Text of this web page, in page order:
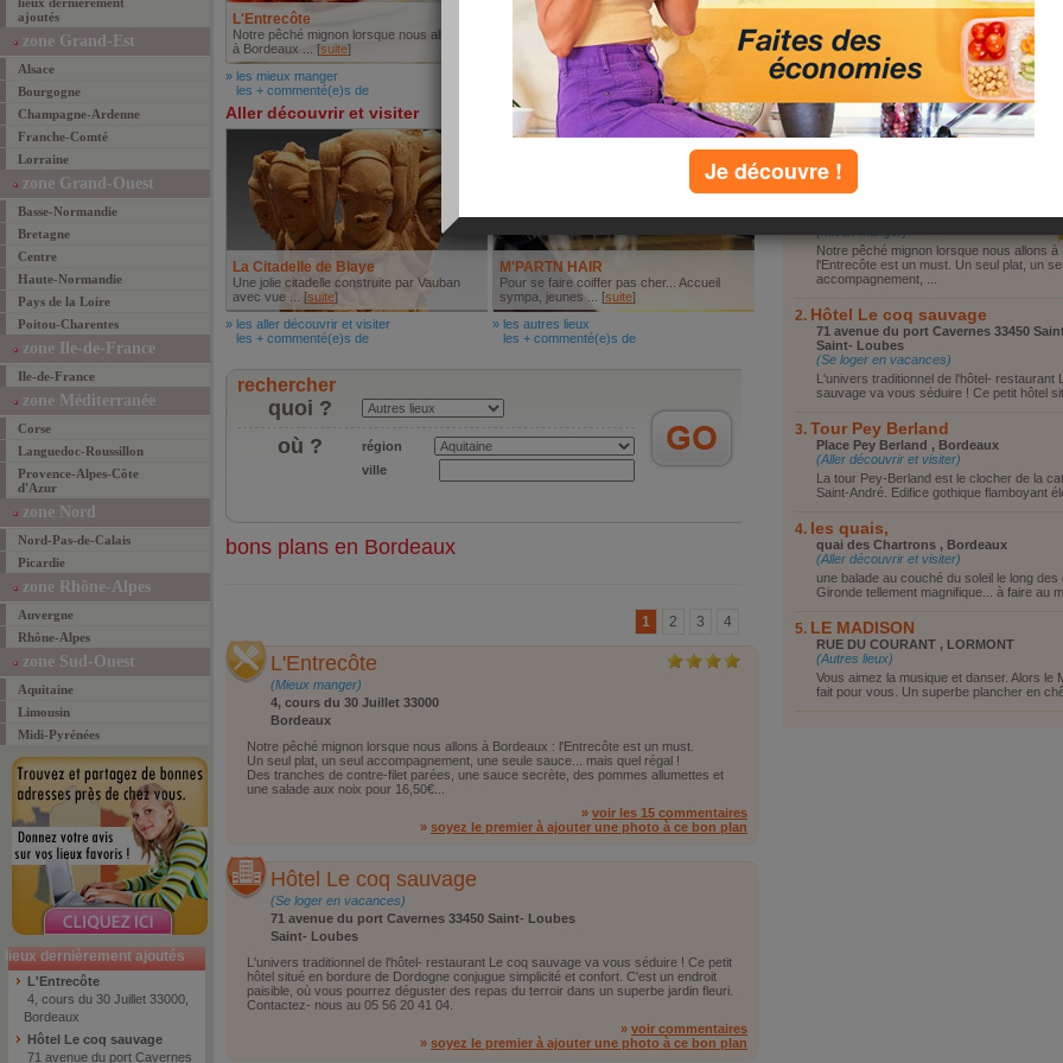
ajoutés
zone Grand-Est
Alsace
Bourgogne
Champagne-Ardenne
Franche-Comté
Lorraine
zone Grand-Ouest
Basse-Normandie
Bretagne
Centre
Haute-Normandie
Pays de la Loire
Poitou-Charentes
zone Ile-de-France
Ile-de-France
zone Méditerranée
Corse
Languedoc-Roussillon
Provence-Alpes-Côte
d'Azur
zone Nord
Nord-Pas-de-Calais
Picardie
zone Rhône-Alpes
Auvergne
Rhône-Alpes
zone Sud-Ouest
Aquitaine
Limousin
Midi-Pyrénées
lieux dernièrement ajoutés
L'Entrecôte
4, cours du 30 Juillet 33000,
Bordeaux
Hôtel Le coq sauvage
71 avenue du port Cavernes
L'Entrecôte
Notre pêché mignon lorsque nous allons
à Bordeaux ... [suite]
» les mieux manger
les + commenté(e)s de
Hôtel Le coq sauvage
L'univers traditionnel de l'hôtel-
restaurant Le coq ... [suite]
» les se loger en vacances
les + commenté(e)s de
Aller découvrir et visiter
La Citadelle de Blaye
Une jolie citadelle construite par Vauban
avec vue ... [suite]
» les aller découvrir et visiter
les + commenté(e)s de
Autres lieux
M'PARTN HAIR
Pour se faire coiffer pas cher... Accueil
sympa, jeunes ... [suite]
» les autres lieux
les + commenté(e)s de
rechercher
quoi ?
où ?
région
ville
bons plans en Bordeaux
4
3
2
1
L'Entrecôte
(Mieux manger)
4, cours du 30 Juillet 33000
Bordeaux
Notre pêché mignon lorsque nous allons à Bordeaux : l'Entrecôte est un must.
Un seul plat, un seul accompagnement, une seule sauce... mais quel régal !
Des tranches de contre-filet parées, une sauce secrète, des pommes allumettes et
une salade aux noix pour 16,50€...
» voir les 15 commentaires
» soyez le premier à ajouter une photo à ce bon plan
Hôtel Le coq sauvage
(Se loger en vacances)
71 avenue du port Cavernes 33450 Saint- Loubes
Saint- Loubes
L'univers traditionnel de l'hôtel- restaurant Le coq sauvage va vous séduire ! Ce petit
hôtel situé en bordure de Dordogne conjugue simplicité et confort. C'est un endroit
paisible, où vous pourrez déguster des repas du terroir dans un superbe jardin fleuri.
Contactez- nous au 05 56 20 41 04.
» voir commentaires
» soyez le premier à ajouter une photo à ce bon plan
Visiter le coin
Faire du shopping
Autre
top lieux
4, cours du 30 Juillet 33000 , Bordeaux
Notre pêché mignon lorsque nous allons à
l'Entrecôte est un must. Un seul plat, un
accompagnement, ...
Hôtel Le coq sauvage
71 avenue du port Cavernes 33450
Saint- Loubes
(Se loger en vacances)
L'univers traditionnel de l'hôtel- restaurant
sauvage va vous séduire ! Ce petit hôtel
Tour Pey Berland
Place Pey Berland , Bordeaux
(Aller découvrir et visiter)
La tour Pey-Berland est le clocher de la
Saint-André. Edifice gothique flamboyant
les quais,
quai des Chartrons , Bordeaux
(Aller découvrir et visiter)
une balade au couché du soleil le long des
Gironde tellement magnifique... à faire au
LE MADISON
RUE DU COURANT , LORMONT
(Autres lieux)
Vous aimez la musique et danser. Alors le
fait pour vous. Un superbe plancher en
Je découvre !